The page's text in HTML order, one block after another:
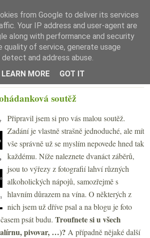
☰ Menu
soutěž
Připravil jsem si pro vás malou soutěž.
Zadání je vlastně strašně jednoduché, ale mít
vše správně už se myslím nepovede hned tak
každému. Níže naleznete dvanáct záběrů,
jsou to výřezy z fotografií lahví různých
alkoholických nápojů, samozřejmě s
hlavním důrazem na vína. O některých z
nich jsem už dříve psal a na blogu je foto
psát budu. Troufnete si u všech
pivovar, …)? A případně nějaké další
from Google to deliver its services
Your IP address and user-agent are
along with performance and security
quality of service, generate usage
and address abuse.
LEARN MORE
GOT IT